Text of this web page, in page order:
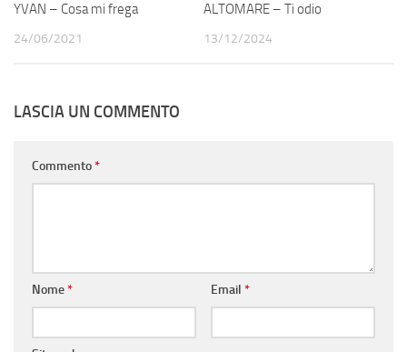
YVAN – Cosa mi frega
24/06/2021
ALTOMARE – Ti odio
13/12/2024
LASCIA UN COMMENTO
Commento*
Nome* Email *